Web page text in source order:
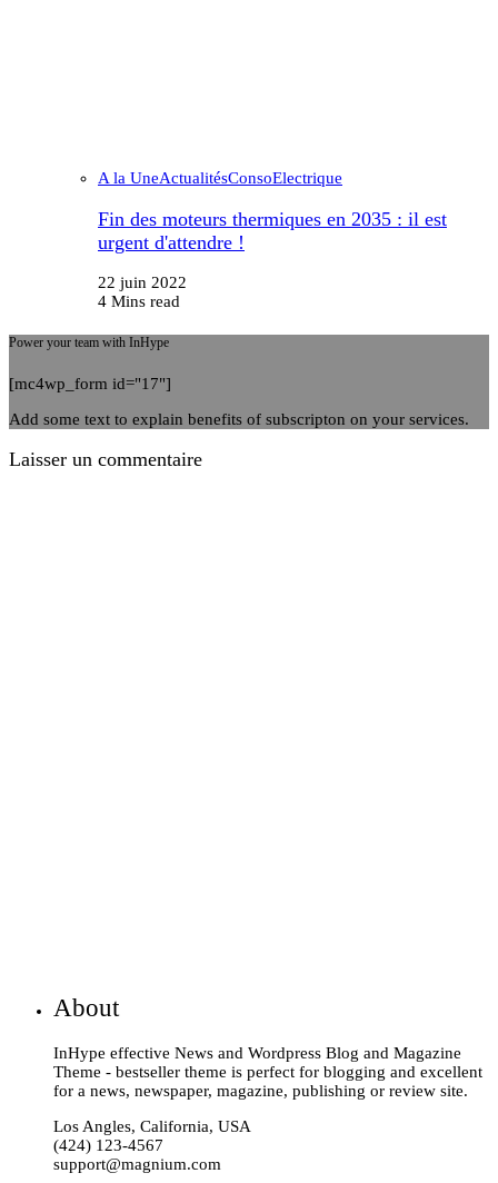
A la UneActualitésConsoElectrique
Fin des moteurs thermiques en 2035 : il est
urgent d'attendre !
22 juin 2022
4 Mins read
Power your team with InHype
[mc4wp_form id="17"]
Add some text to explain benefits of subscripton on your services.
Laisser un commentaire
About
InHype effective News and Wordpress Blog and Magazine
Theme - bestseller theme is perfect for blogging and excellent
for a news, newspaper, magazine, publishing or review site.
Los Angles, California, USA
(424) 123-4567
support@magnium.com